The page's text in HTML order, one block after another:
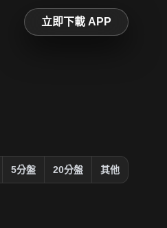
立即下載 APP
5分盤 20分盤 其他